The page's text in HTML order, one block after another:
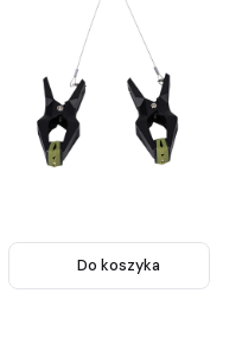
Do koszyka